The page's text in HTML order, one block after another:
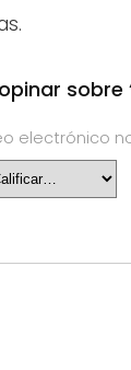
sobre
electrónico